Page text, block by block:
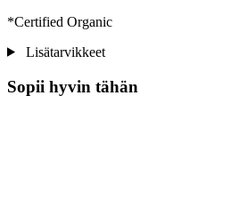
*Certified Organic
Lisätarvikkeet
Sopii hyvin tähän